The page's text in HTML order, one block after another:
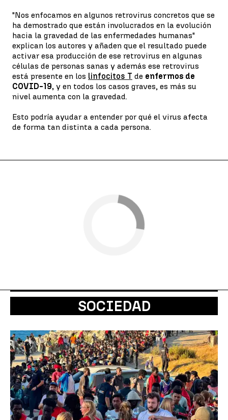
"Nos enfocamos en algunos retrovirus concretos que se
ha demostrado que están involucrados en la evolución
hacia la gravedad de las enfermedades humanas"
explican los autores y añaden que el resultado puede
activar esa producción de ese retrovirus en algunas
células de personas sanas y además ese retrovirus
está presente en los linfocitos T de enfermos de
COVID-19, y en todos los casos graves, es más su
nivel aumenta con la gravedad.
Esto podría ayudar a entender por qué el virus afecta
de forma tan distinta a cada persona.
SOCIEDAD